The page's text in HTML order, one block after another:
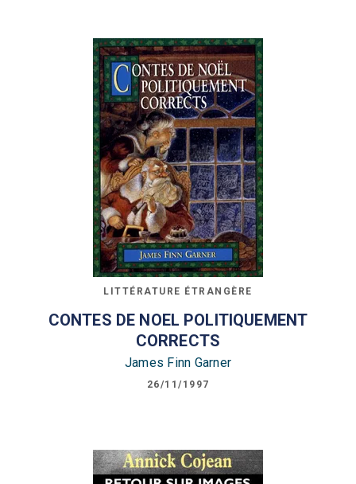
LITTÉRATURE ÉTRANGÈRE
CONTES DE NOEL POLITIQUEMENT
CORRECTS
James Finn Garner
26/11/1997